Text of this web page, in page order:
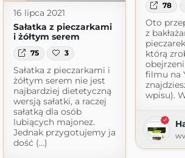
78
Oto
z
którą
filmu na
wpisu).
16 lipca 2021
Sałatka z pieczarkami
i żółtym serem
75 3
Sałatka z pieczarkami i
żółtym serem nie jest
najbardziej dietetyczną
wersją sałatki, a raczej
sałatką dla osób
lubiących majonez.
Jednak przygotujemy ja
dość (...)